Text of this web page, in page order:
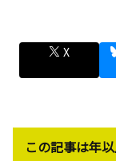
X
この記事は年